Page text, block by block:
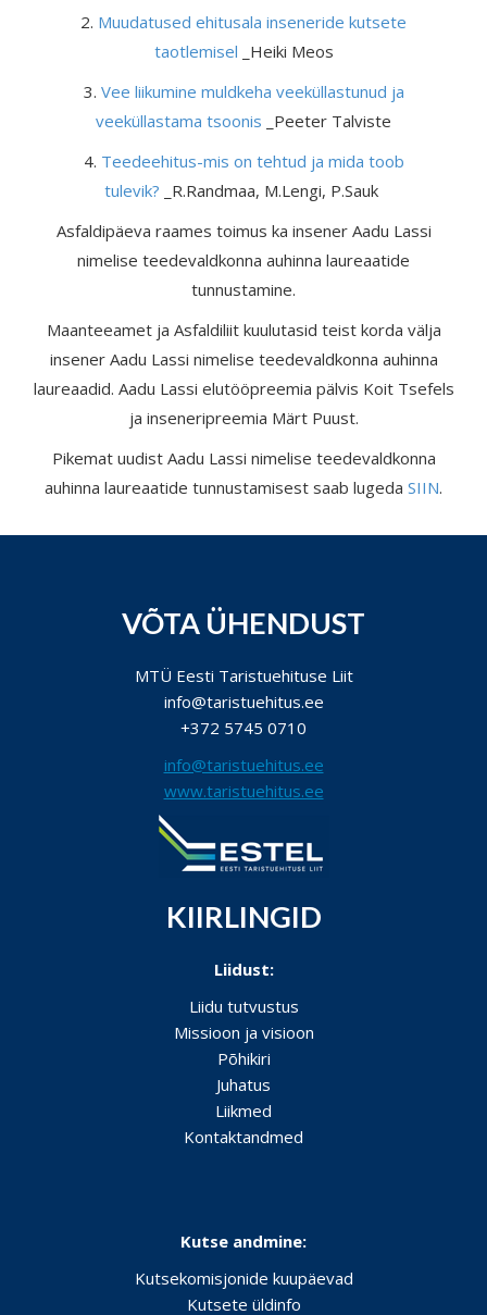
2. Muudatused ehitusala inseneride kutsete
taotlemisel _Heiki Meos
3. Vee liikumine muldkeha veeküllastunud ja
veeküllastama tsoonis _Peeter Talviste
4. Teedeehitus-mis on tehtud ja mida toob
tulevik? _R.Randmaa, M.Lengi, P.Sauk
Asfaldipäeva raames toimus ka insener Aadu Lassi
nimelise teedevaldkonna auhinna laureaatide
tunnustamine.
Maanteeamet ja Asfaldiliit kuulutasid teist korda välja
insener Aadu Lassi nimelise teedevaldkonna auhinna
laureaadid. Aadu Lassi elutööpreemia pälvis Koit Tsefels
ja inseneripreemia Märt Puust.
Pikemat uudist Aadu Lassi nimelise teedevaldkonna
auhinna laureaatide tunnustamisest saab lugeda SIIN.
VÕTA ÜHENDUST
MTÜ Eesti Taristuehituse Liit
info@taristuehitus.ee
+372 5745 0710
info@taristuehitus.ee
www.taristuehitus.ee
KIIRLINGID
Liidust:
Liidu tutvustus
Missioon ja visioon
Põhikiri
Juhatus
Liikmed
Kontaktandmed
Kutse andmine:
Kutsekomisjonide kuupäevad
Kutsete üldinfo